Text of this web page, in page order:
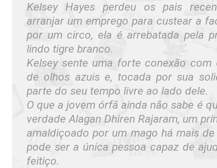
Kelsey Hayes perdeu os pais
arranjar um emprego para custear a
por um circo, ela é arrebatada pela
lindo tigre branco.
Kelsey sente uma forte conexão com
de olhos azuis e, tocada por sua
parte do seu tempo livre ao lado dele.
O que a jovem órfã ainda não sabe é
verdade Alagan Dhiren Rajaram, um
amaldiçoado por um mago há mais
pode ser a única pessoa capaz de
feitiço.